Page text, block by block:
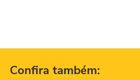
Confira também: